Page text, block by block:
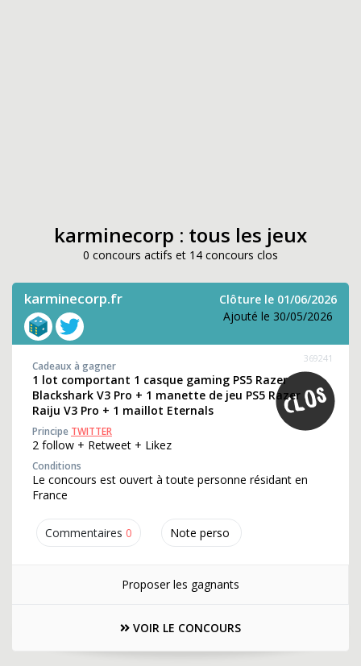
karminecorp : tous les jeux
0 concours actifs et 14 concours clos
karminecorp.fr
Clôture le 01/06/2026
Ajouté le 30/05/2026
Commentaires 0 Note perso
369241
Cadeaux à gagner
1 lot comportant 1 casque gaming PS5 Razer
Blackshark V3 Pro + 1 manette de jeu PS5 Razer
Raiju V3 Pro + 1 maillot Eternals
Principe TWITTER
2 follow + Retweet + Likez
Conditions
Le concours est ouvert à toute personne résidant en
France
Proposer les gagnants
VOIR LE CONCOURS